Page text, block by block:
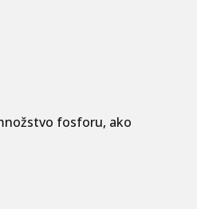
fosforu, ako